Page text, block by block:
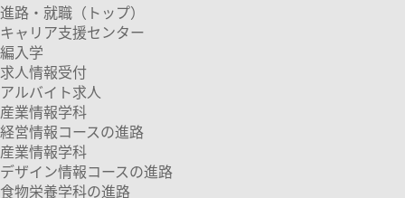
進路・就職（トップ）
キャリア支援センター
編入学
求人情報受付
アルバイト求人
産業情報学科
経営情報コースの進路
産業情報学科
デザイン情報コースの進路
食物栄養学科の進路